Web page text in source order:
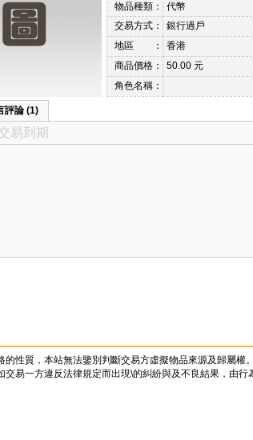
物品種類：
代幣
交易方式：
銀行過戶
地區 ：
香港
商品價格：
50.00 元
角色名稱：
評論 (1)
易到期
性質，本站無法鑒別判斷交易方虛擬物品來源及歸屬
易一方違反法律規定而出現\的糾紛與及不良結果，由行